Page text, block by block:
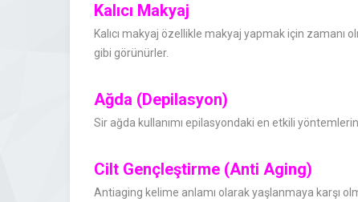
Kalıcı Makyaj
Kalıcı makyaj özellikle makyaj yapmak için
gibi görünürler.
Ağda (Depilasyon)
Sir ağda kullanımı epilasyondaki en etkili yöntemlerin
Cilt Gençleştirme (Anti Aging)
Antiaging kelime anlamı olarak yaşlanmaya karşı